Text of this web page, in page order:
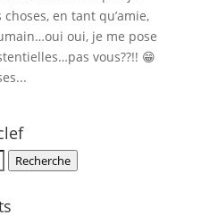
en tant qu’amie,
oui, je me pose
vous??!! 😁
Recherche